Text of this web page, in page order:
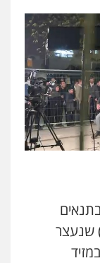
פלילי
כלכלית
שנעצר